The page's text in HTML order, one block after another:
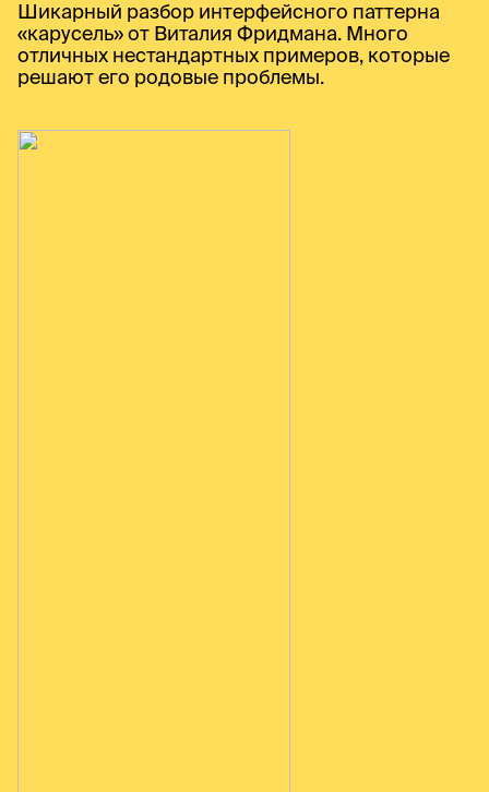
Шикарный разбор интерфейсного паттерна
«карусель» от Виталия Фридмана. Много
отличных нестандартных примеров, которые
решают его родовые проблемы.